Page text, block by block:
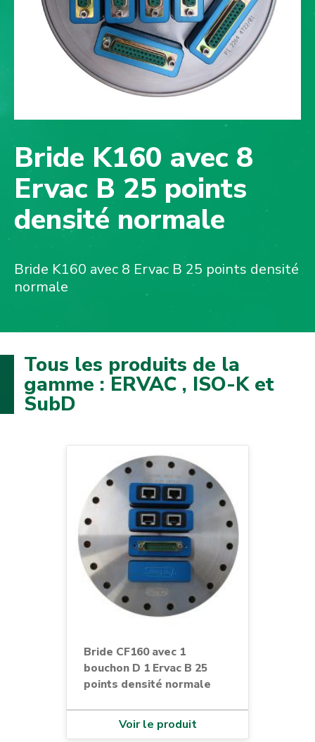
Bride K160 avec 8
Ervac B 25 points
densité normale
Bride K160 avec 8 Ervac B 25 points densité
normale
Tous les produits de la
gamme : ERVAC , ISO-K et
SubD
Bride CF160 avec 1
bouchon D 1 Ervac B 25
points densité normale
Voir le produit